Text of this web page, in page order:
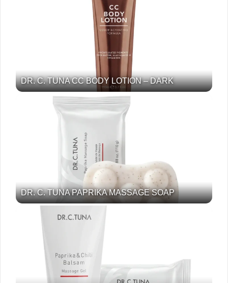
DR. C. TUNA CC BODY LOTION – DARK
DR. C. TUNA PAPRIKA MASSAGE SOAP